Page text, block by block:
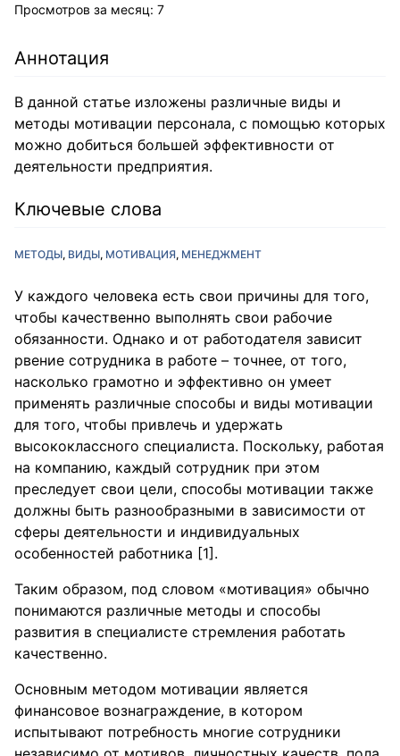
Просмотров за месяц: 7
Аннотация
В данной статье изложены различные виды и
методы мотивации персонала, с помощью которых
можно добиться большей эффективности от
деятельности предприятия.
Ключевые слова
МЕТОДЫ ВИДЫ МОТИВАЦИЯ МЕНЕДЖМЕНТ
У каждого человека есть свои причины для того,
чтобы качественно выполнять свои рабочие
обязанности. Однако и от работодателя зависит
рвение сотрудника в работе – точнее, от того,
насколько грамотно и эффективно он умеет
применять различные способы и виды мотивации
для того, чтобы привлечь и удержать
высококлассного специалиста. Поскольку, работая
на компанию, каждый сотрудник при этом
преследует свои цели, способы мотивации также
должны быть разнообразными в зависимости от
сферы деятельности и индивидуальных
особенностей работника [1].
Таким образом, под словом «мотивация» обычно
понимаются различные методы и способы
развития в специалисте стремления работать
качественно.
Основным методом мотивации является
финансовое вознаграждение, в котором
испытывают потребность многие сотрудники